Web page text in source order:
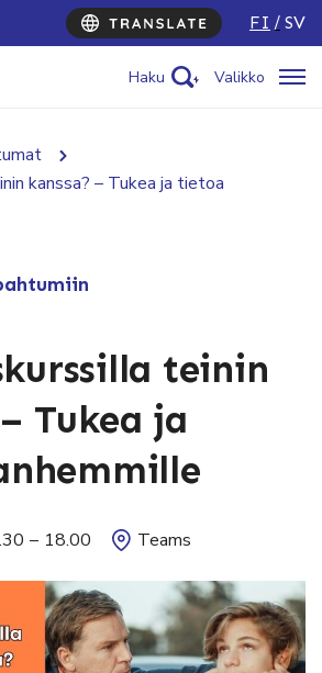
FI SV
Haku Valikko
kanssa? – Tukea ja tietoa
teinin
Tukea ja
– 18.00 Teams